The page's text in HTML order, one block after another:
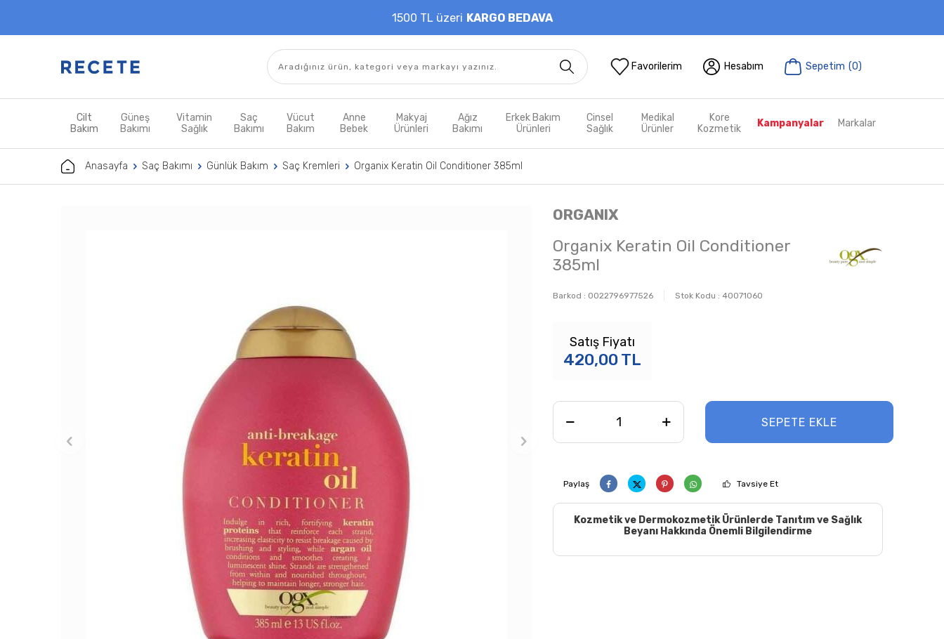
1500 TL üzeri KARGO BEDAVA
Favorilerim Hesabım Sepetim (0)
Cilt
Bakım
Güneş
Bakımı
Vitamin
Sağlık
Saç
Bakımı
Vücut
Bakım
Anne
Bebek
Makyaj
Ürünleri
Ağız
Bakımı
Erkek Bakım
Ürünleri
Cinsel
Sağlık
Medikal
Ürünler
Kore
Kozmetik
Kampanyalar Markalar
Anasayfa Saç Bakımı Günlük Bakım Saç Kremleri Organix Keratin Oil Conditioner 385ml
ORGANIX
Organix Keratin Oil Conditioner
385ml
Barkod : 0022796977526 Stok Kodu : 40071060
Satış Fiyatı
420,00 TL
SEPETE EKLE
Paylaş Tavsiye Et
Kozmetik ve Dermokozmetik Ürünlerde Tanıtım ve Sağlık
Beyanı Hakkında Önemli Bilgilendirme